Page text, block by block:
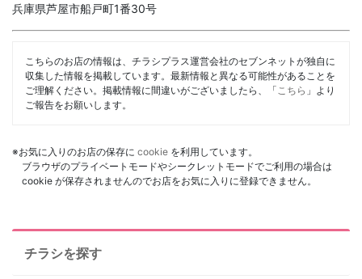
兵庫県芦屋市船戸町1番30号
こちらのお店の情報は、チラシプラス運営会社のセブンネットが独自に
収集した情報を掲載しています。最新情報と異なる可能性があることを
ご理解ください。掲載情報に間違いがございましたら、「 こちら 」より
ご報告をお願いします。
※お気に入りのお店の保存に cookie を利用しています。
ブラウザのプライベートモードやシークレットモードでご利用の場合は
cookie が保存されませんのでお店をお気に入りに登録できません。
チラシを探す